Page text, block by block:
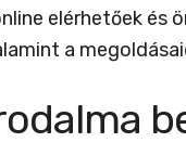
elérhetőek
a